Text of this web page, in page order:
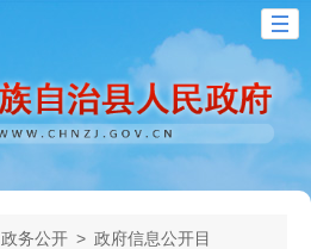
政务公开 > 政府信息公开目